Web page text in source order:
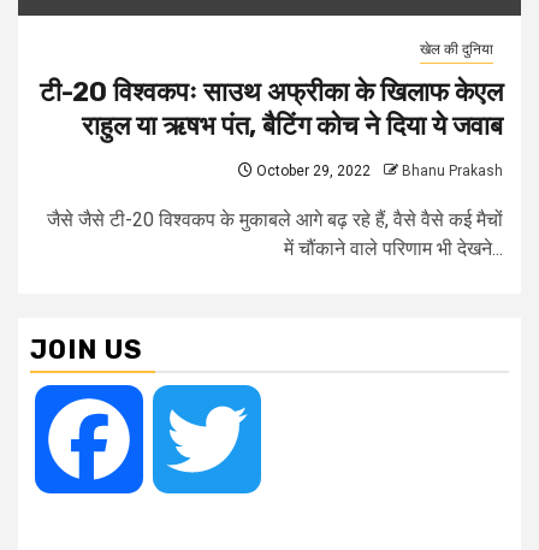
खेल की दुनिया
टी-20 विश्वकपः साउथ अफ्रीका के खिलाफ केएल
राहुल या ऋषभ पंत, बैटिंग कोच ने दिया ये जवाब
October 29, 2022 Bhanu Prakash
जैसे जैसे टी-20 विश्वकप के मुकाबले आगे बढ़ रहे हैं, वैसे वैसे कई मैचों
में चौंकाने वाले परिणाम भी देखने...
JOIN US
Facebook